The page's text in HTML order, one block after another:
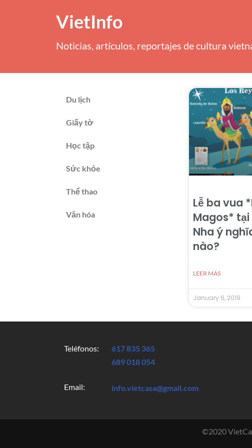
VietInfo
Noticias, artículos, reportajes de cultura
Du lịch
Giấy tờ
Học tập
Sức khỏe
Thể thao
Văn hóa
Lễ ba vua
Magos* tại
Nha ý
nào?
LEER MÁS
January 6, 2019
Teléfonos:
Email:
617 835 365
689 018 054
info.vietcasa@gmail.com
©2020